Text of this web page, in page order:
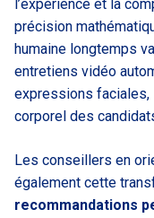
l’expérience et la
précision
humaine longtemps
entretiens vidéo
expressions faciales,
corporel des
Les conseillers en
également cette
recommandations